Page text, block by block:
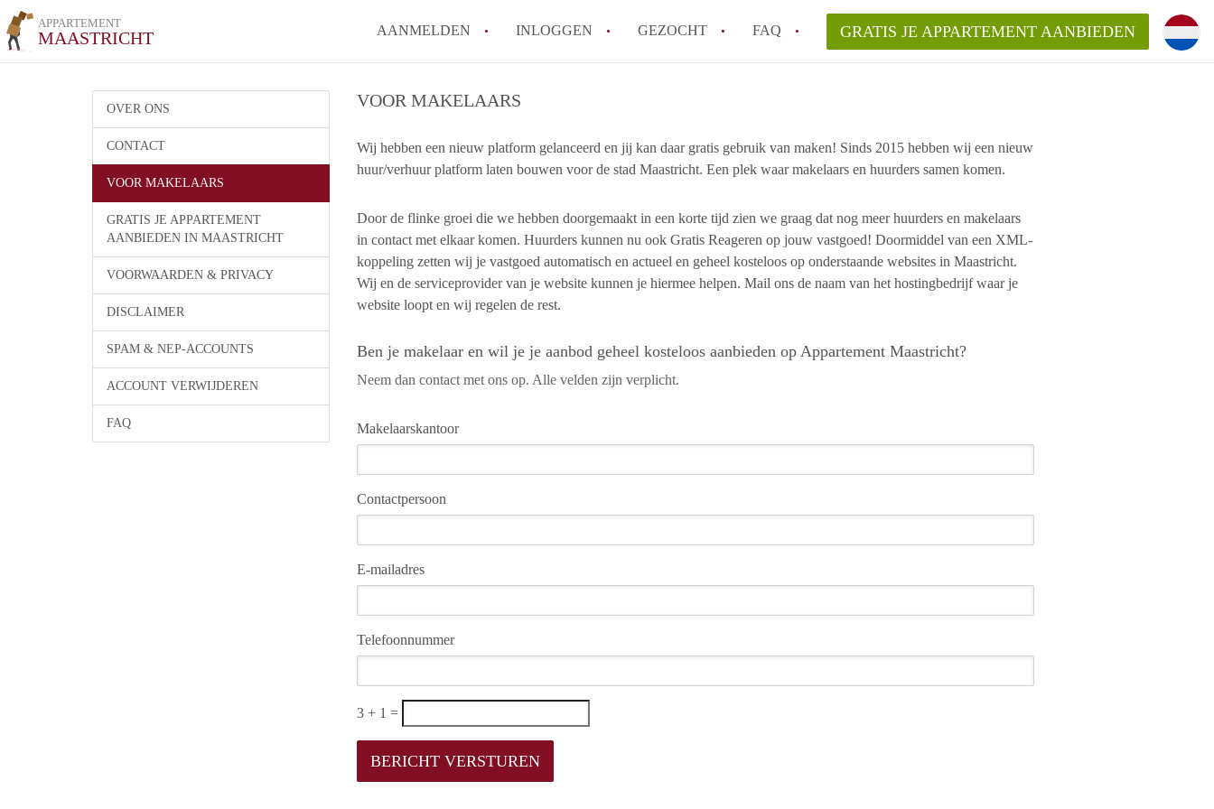
APPARTEMENT
MAASTRICHT AANMELDEN INLOGGEN GEZOCHT FAQ
Wat is AppartementMaastricht?
Hoeveel kost het om te reageren op een Appartement in Maastricht?
Berekent AppartementMaastricht
makelaarsvergoeding/bemiddelingsvergoeding?
Alle veelgestelde vragen
GRATIS JE APPARTEMENT AANBIEDEN
OVER ONS
CONTACT
VOOR MAKELAARS
GRATIS JE APPARTEMENT
AANBIEDEN IN MAASTRICHT
VOORWAARDEN & PRIVACY
DISCLAIMER
SPAM & NEP-ACCOUNTS
ACCOUNT VERWIJDEREN
FAQ
VOOR MAKELAARS
Wij hebben een nieuw platform gelanceerd en jij kan daar gratis gebruik van maken! Sinds 2015 hebben wij een nieuw
huur/verhuur platform laten bouwen voor de stad Maastricht. Een plek waar makelaars en huurders samen komen.
Door de flinke groei die we hebben doorgemaakt in een korte tijd zien we graag dat nog meer huurders en makelaars
in contact met elkaar komen. Huurders kunnen nu ook Gratis Reageren op jouw vastgoed! Doormiddel van een XML-
koppeling zetten wij je vastgoed automatisch en actueel en geheel kosteloos op onderstaande websites in Maastricht.
Wij en de serviceprovider van je website kunnen je hiermee helpen. Mail ons de naam van het hostingbedrijf waar je
website loopt en wij regelen de rest.
Ben je makelaar en wil je je aanbod geheel kosteloos aanbieden op Appartement Maastricht?
Neem dan contact met ons op. Alle velden zijn verplicht.
Makelaarskantoor
Contactpersoon
E-mailadres
Telefoonnummer
3 + 1 =